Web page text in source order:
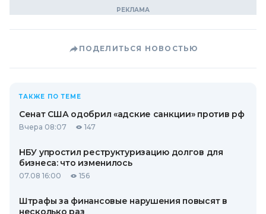
ПОДЕЛИТЬСЯ НОВОСТЬЮ
ТАКЖЕ ПО ТЕМЕ
Сенат США одобрил «адские санкции» против рф
Вчера 08:07 147
НБУ упростил реструктуризацию долгов для
бизнеса: что изменилось
07.08 16:00 156
Штрафы за финансовые нарушения повысят в
несколько раз